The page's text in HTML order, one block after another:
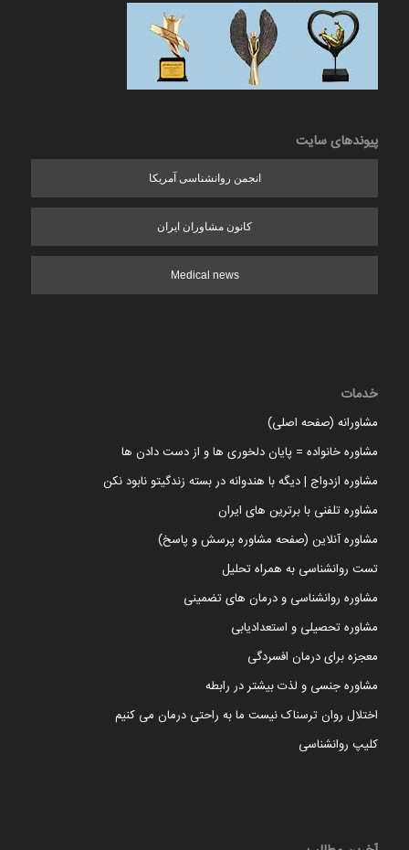
پیوندهای سایت
انجمن روانشناسی آمریکا
کانون مشاوران ایران
Medical news
خدمات
مشاورانه (صفحه اصلی)
مشاوره خانواده = پایان دلخوری ها و از دست دادن ها
مشاوره ازدواج | دیگه با هندوانه در بسته زندگیتو نابود نکن
مشاوره تلفنی با برترین های ایران
مشاوره آنلاین (صفحه مشاوره پرسش و پاسخ)
تست روانشناسی به همراه تحلیل
مشاوره روانشناسی و درمان های تضمینی
مشاوره تحصیلی و استعدادیابی
معجزه برای درمان افسردگی
مشاوره جنسی و لذت بیشتر در رابطه
اختلال روان ترسناک نیست ما به راحتی درمان می کنیم
کلیپ روانشناسی